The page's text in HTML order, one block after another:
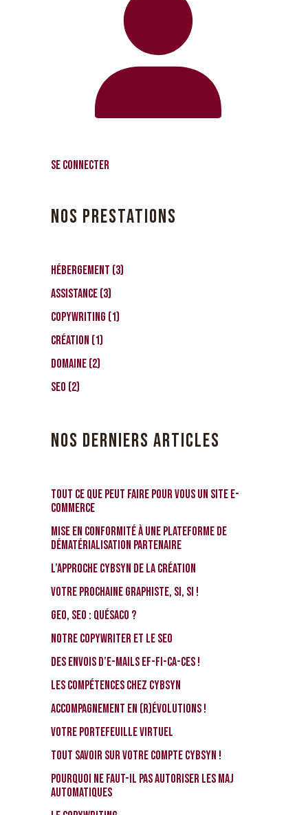
Se connecter
NOS PRESTATIONS
Hébergement 33
Assistance 33
CopyWriting 11
Création 11
Domaine 22
SEO 22
NOS DERNIERS ARTICLES
TOUT ce que PEUT faire pour vous un site e-
commerce
Mise en conformité à une Plateforme de
Dématérialisation Partenaire
L’approche CybSyn de la Création
Votre prochaine graphiste, si, si !
GEO, SEO : Quésaco ?
Notre Copywriter et le SEO
Des envois d’e-mails EF-FI-CA-CES !
Les compétences chez CybSyn
Accompagnement en (r)évolutions !
Votre portefeuille virtuel
Tout savoir sur votre compte CybSyn !
Pourquoi ne faut-il pas autoriser les MAJ
automatiques